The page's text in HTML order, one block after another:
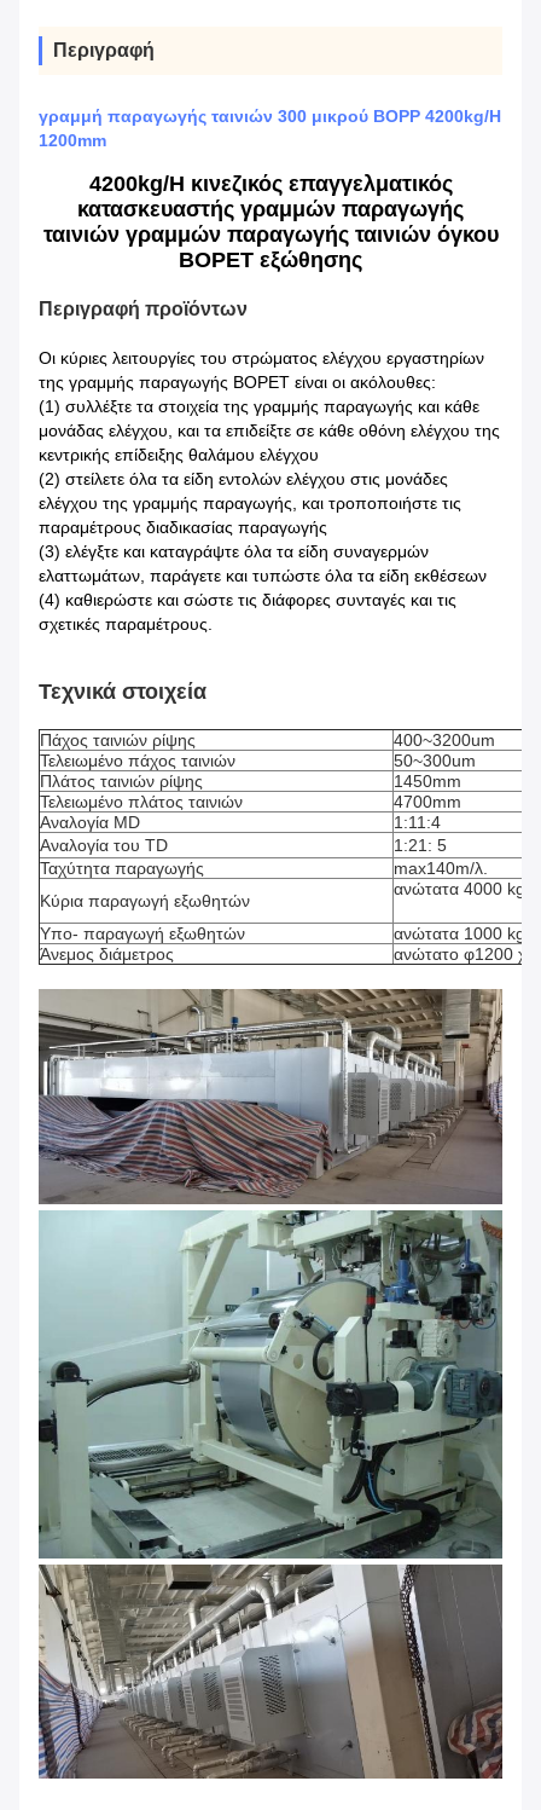
Περιγραφή
γραμμή παραγωγής ταινιών 300 μικρού BOPP 4200kg/H
1200mm
4200kg/H κινεζικός επαγγελματικός
κατασκευαστής γραμμών παραγωγής
ταινιών γραμμών παραγωγής ταινιών όγκου
BOPET εξώθησης
Περιγραφή προϊόντων
Οι κύριες λειτουργίες του στρώματος ελέγχου εργαστηρίων
της γραμμής παραγωγής BOPET είναι οι ακόλουθες:
(1) συλλέξτε τα στοιχεία της γραμμής παραγωγής και κάθε
μονάδας ελέγχου, και τα επιδείξτε σε κάθε οθόνη ελέγχου της
κεντρικής επίδειξης θαλάμου ελέγχου
(2) στείλετε όλα τα είδη εντολών ελέγχου στις μονάδες
ελέγχου της γραμμής παραγωγής, και τροποποιήστε τις
παραμέτρους διαδικασίας παραγωγής
(3) ελέγξτε και καταγράψτε όλα τα είδη συναγερμών
ελαττωμάτων, παράγετε και τυπώστε όλα τα είδη εκθέσεων
(4) καθιερώστε και σώστε τις διάφορες συνταγές και τις
σχετικές παραμέτρους.
Τεχνικά στοιχεία
Πάχος ταινιών ρίψης
400~3200um
Τελειωμένο πάχος ταινιών
50~300um
Πλάτος ταινιών ρίψης
1450mm
Τελειωμένο πλάτος ταινιών
4700mm
Αναλογία MD
1:11:4
Αναλογία του TD
1:21: 5
Ταχύτητα παραγωγής
max140m/λ.
Κύρια παραγωγή εξωθητών
ανώτατα 4000 kg/h
Υπο- παραγωγή εξωθητών
ανώτατα 1000 kg/h
Άνεμος διάμετρος
ανώτατο φ1200